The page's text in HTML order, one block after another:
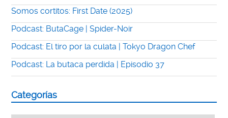
Somos cortitos: First Date (2025)
Podcast: ButaCage | Spider-Noir
Podcast: El tiro por la culata | Tokyo Dragon Chef
Podcast: La butaca perdida | Episodio 37
Categorías